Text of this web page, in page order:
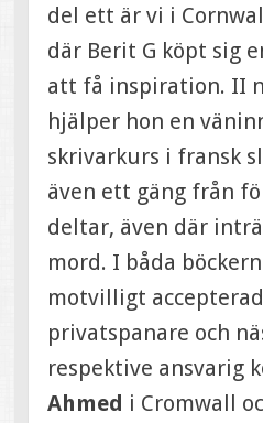
del ett är vi i
där Berit G köpt sig
att få inspiration. II
hjälper hon en
skrivarkurs i fransk
även ett gäng från
deltar, även där
mord. I båda
motvilligt
privatspanare och
respektive ansvarig
Ahmed i Cromwall